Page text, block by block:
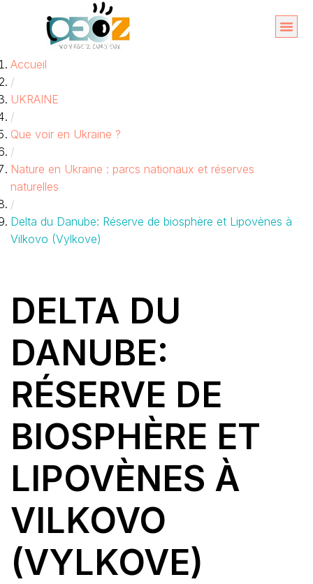
contenu
Accueil
/
UKRAINE
/
Que voir en Ukraine ?
/
Nature en Ukraine : parcs nationaux et réserves
naturelles
/
Delta du Danube: Réserve de biosphère et Lipovènes à
Vilkovo (Vylkove)
DELTA DU
DANUBE:
RÉSERVE DE
BIOSPHÈRE ET
LIPOVÈNES À
VILKOVO
(VYLKOVE)